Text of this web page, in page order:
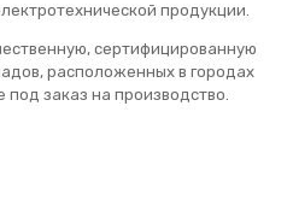
продукции.
сертифицированную
расположенных в городах
под заказ на производство.